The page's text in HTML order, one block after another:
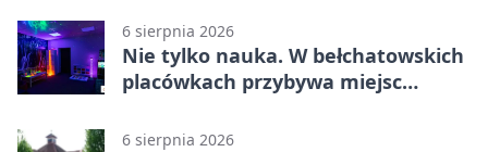
6 sierpnia 2026
Nie tylko nauka. W bełchatowskich
placówkach przybywa miejsc
6 sierpnia 2026